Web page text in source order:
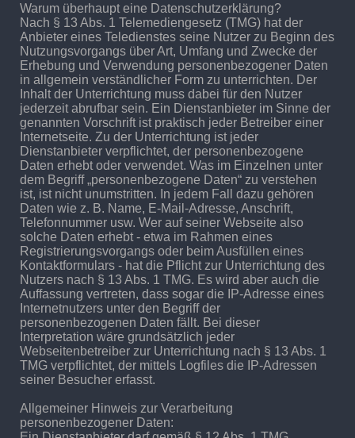
Warum überhaupt eine Datenschutzerklärung?
Nach § 13 Abs. 1 Telemediengesetz (TMG) hat der
Anbieter eines Teledienstes seine Nutzer zu Beginn des
Nutzungsvorgangs über Art, Umfang und Zwecke der
Erhebung und Verwendung personenbezogener Daten
in allgemein verständlicher Form zu unterrichten. Der
Inhalt der Unterrichtung muss dabei für den Nutzer
jederzeit abrufbar sein. Ein Dienstanbieter im Sinne der
genannten Vorschrift ist praktisch jeder Betreiber einer
Internetseite. Zu der Unterrichtung ist jeder
Dienstanbieter verpflichtet, der personenbezogene
Daten erhebt oder verwendet. Was im Einzelnen unter
dem Begriff „personenbezogene Daten“ zu verstehen
ist, ist nicht unumstritten. In jedem Fall dazu gehören
Daten wie z. B. Name, E-Mail-Adresse, Anschrift,
Telefonnummer usw. Wer auf seiner Webseite also
solche Daten erhebt - etwa im Rahmen eines
Registrierungsvorgangs oder beim Ausfüllen eines
Kontaktformulars - hat die Pflicht zur Unterrichtung des
Nutzers nach § 13 Abs. 1 TMG. Es wird aber auch die
Auffassung vertreten, dass sogar die IP-Adresse eines
Internetnutzers unter den Begriff der
personenbezogenen Daten fällt. Bei dieser
Interpretation wäre grundsätzlich jeder
Webseitenbetreiber zur Unterrichtung nach § 13 Abs. 1
TMG verpflichtet, der mittels Logfiles die IP-Adressen
seiner Besucher erfasst.
Allgemeiner Hinweis zur Verarbeitung
personenbezogener Daten: